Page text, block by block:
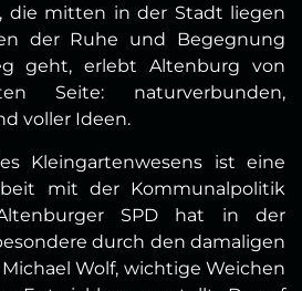
die mitten in der Stadt liegen
der Ruhe und Begegnung
geht, erlebt Altenburg von
Seite: naturverbunden,
voller Ideen.
Kleingartenwesens ist eine
mit der Kommunalpolitik
SPD hat in der
durch den damaligen
Wolf, wichtige Weichen